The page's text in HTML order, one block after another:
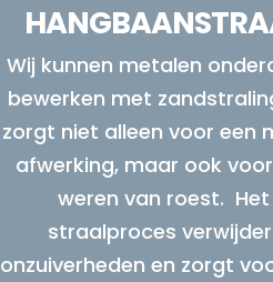
Wij kunnen metalen
bewerken met
zorgt niet alleen voor een
afwerking, maar ook
weren van roest. Het
straalproces
onzuiverheden en zorgt